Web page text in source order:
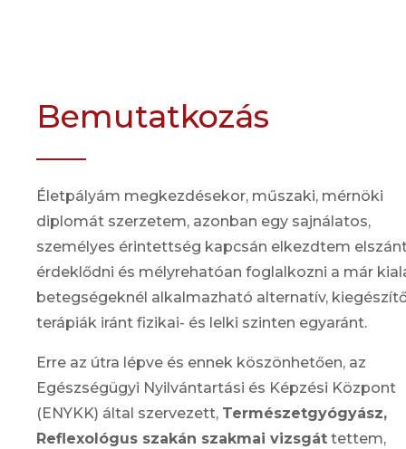
Bemutatkozás
Életpályám megkezdésekor, műszaki, mérnöki
diplomát szerzetem, azonban egy sajnálatos,
személyes érintettség kapcsán elkezdtem
érdeklődni és mélyrehatóan foglalkozni a már
betegségeknél alkalmazható alternatív,
terápiák iránt fizikai- és lelki szinten egyaránt.
Erre az útra lépve és ennek köszönhetően, az
Egészségügyi Nyilvántartási és Képzési Központ
(ENYKK) által szervezett, Természetgyógyász,
Reflexológus szakán szakmai vizsgát tettem,